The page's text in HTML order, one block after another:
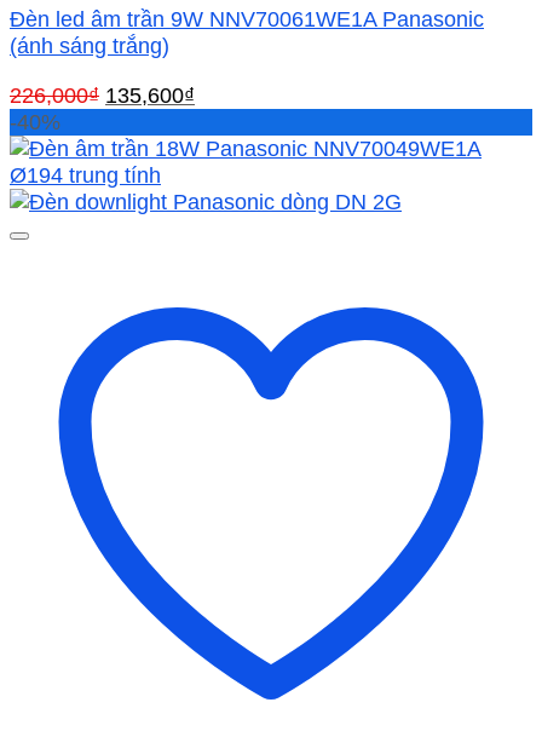
Đèn led âm trần 9W NNV70061WE1A Panasonic
(ánh sáng trắng)
226,000₫ Giá
là:
226,000₫.
135,600₫
tại
135,600₫.
-40%